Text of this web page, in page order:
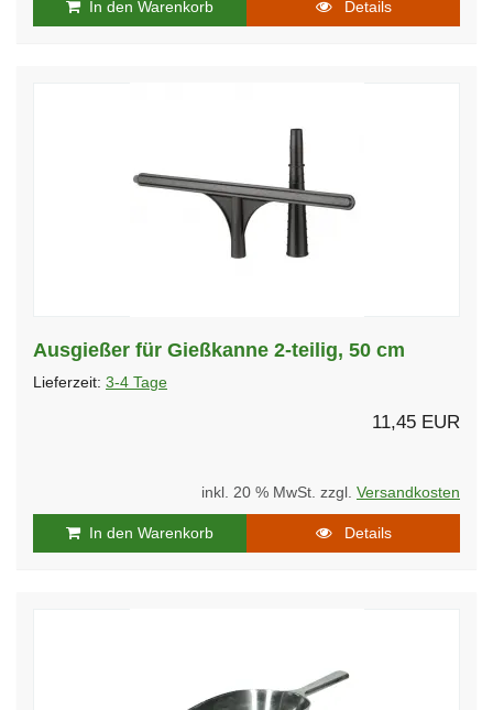
In den Warenkorb Details
Ausgießer für Gießkanne 2-teilig, 50 cm
Lieferzeit: 3-4 Tage
11,45 EUR
inkl. 20 % MwSt. zzgl. Versandkosten
In den Warenkorb Details